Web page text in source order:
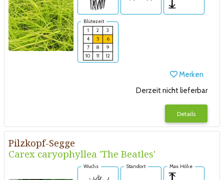
Blütezeit
1
2
3
4
5
6
7
8
9
10
11 12
Merken
Derzeit nicht lieferbar
Details
Pilzkopf-Segge
Carex caryophyllea 'The Beatles'
Wuchs Standort Max. Höhe